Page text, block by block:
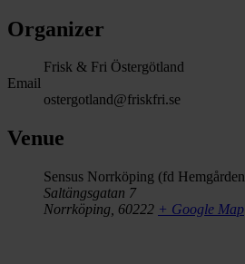
Organizer
Frisk & Fri Östergötland
Email
ostergotland@friskfri.se
Venue
Sensus Norrköping (fd
Saltängsgatan 7
Norrköping 60222 + Google Map